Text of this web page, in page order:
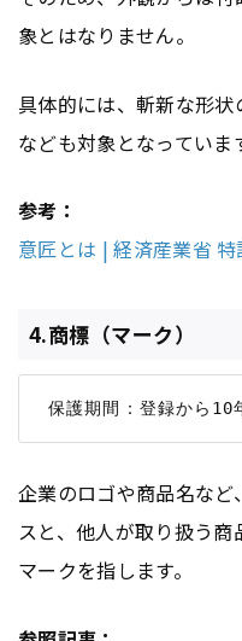
象とはなりません。
具体的には、斬新な形
なども対象となっていま
参考：
意匠とは | 経済産業省 特
4.商標（マーク）
企業のロゴや商品名な
スと、他人が取り扱う
マークを指します。